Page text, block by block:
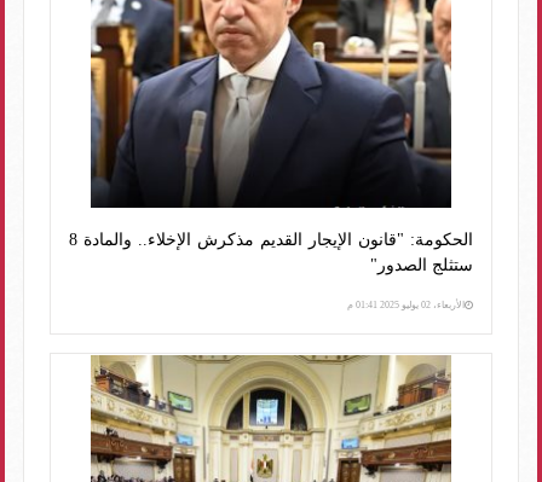
الحكومة: "قانون الإيجار القديم مذكرش الإخلاء.. والمادة 8
ستثلج الصدور"
الأربعاء، 02 يوليو 2025 01:41 م